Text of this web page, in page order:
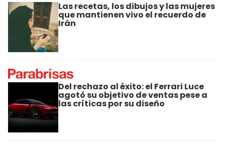
Las recetas, los dibujos y las mujeres
que mantienen vivo el recuerdo de
Irán
Del rechazo al éxito: el Ferrari Luce
agotó su objetivo de ventas pese a
las críticas por su diseño